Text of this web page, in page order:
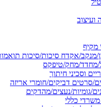
ועיצוב
מקיף
מנקב/אקדח סיכות/סיכות
מחדד/מחק/טיפקס
וסכיני חיתוך
סרטים דביקים/חומרי אריזה
גומיות/נעצים/מהדקים
משרדי כללי